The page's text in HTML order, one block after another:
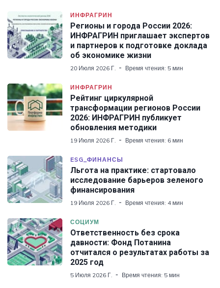
ИНФРАГРИН
Регионы и города России 2026:
ИНФРАГРИН приглашает экспертов
и партнеров к подготовке доклада
об экономике жизни
20 Июля 2026 Г. Время чтения: 5 мин
ИНФРАГРИН
Рейтинг циркулярной
трансформации регионов России
2026: ИНФРАГРИН публикует
обновления методики
19 Июля 2026 Г. Время чтения: 6 мин
ESG_ФИНАНСЫ
Льгота на практике: стартовало
исследование барьеров зеленого
финансирования
19 Июля 2026 Г. Время чтения: 4 мин
СОЦИУМ
Ответственность без срока
давности: Фонд Потанина
отчитался о результатах работы за
2025 год
5 Июля 2026 Г. Время чтения: 5 мин